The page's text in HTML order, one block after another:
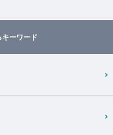
ーワード